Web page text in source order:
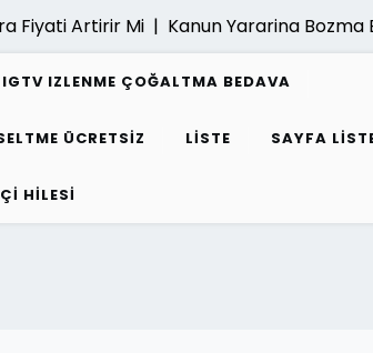
Fiyati Artirir Mi | Kanun Yararina Bozma
IGTV IZLENME ÇOĞALTMA BEDAVA
ÜCRETSIZ LISTE SAYFA
HILESI